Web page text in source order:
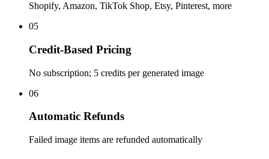
Shopify, Amazon, TikTok Shop, Etsy, Pinterest, more
05
Credit-Based Pricing
No subscription; 5 credits per generated image
06
Automatic Refunds
Failed image items are refunded automatically